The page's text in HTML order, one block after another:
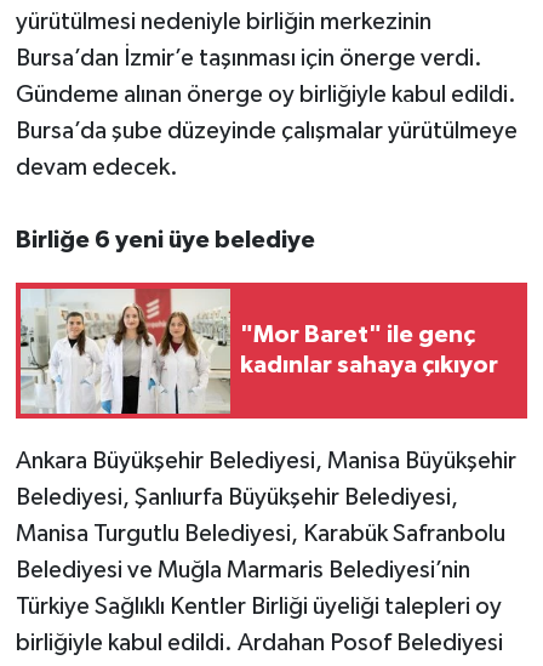
yürütülmesi nedeniyle birliğin merkezinin
Bursa’dan İzmir’e taşınması için önerge verdi.
Gündeme alınan önerge oy birliğiyle kabul edildi.
Bursa’da şube düzeyinde çalışmalar yürütülmeye
devam edecek.
Birliğe 6 yeni üye belediye
"Mor Baret" ile genç
kadınlar sahaya çıkıyor
Ankara Büyükşehir Belediyesi, Manisa Büyükşehir
Belediyesi, Şanlıurfa Büyükşehir Belediyesi,
Manisa Turgutlu Belediyesi, Karabük Safranbolu
Belediyesi ve Muğla Marmaris Belediyesi’nin
Türkiye Sağlıklı Kentler Birliği üyeliği talepleri oy
birliğiyle kabul edildi. Ardahan Posof Belediyesi